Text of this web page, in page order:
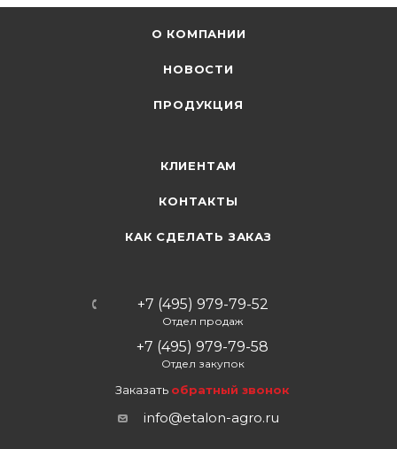
О КОМПАНИИ
НОВОСТИ
ПРОДУКЦИЯ
КЛИЕНТАМ
КОНТАКТЫ
КАК СДЕЛАТЬ ЗАКАЗ
+7 (495) 979-79-52
Отдел продаж
+7 (495) 979-79-58
Отдел закупок
Заказать обратный звонок
info@etalon-agro.ru